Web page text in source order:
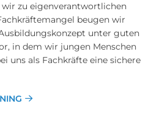
zu eigenverantwortlichen
beugen wir
unter guten
in dem wir jungen Menschen
uns als Fachkräfte eine sichere